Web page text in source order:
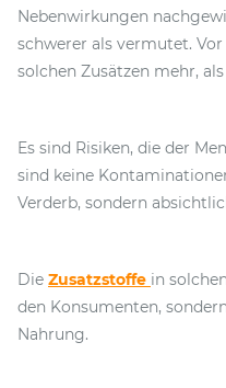
Nebenwirkungen
schwerer als vermutet.
solchen Zusätzen mehr,
Es sind Risiken, die der
sind keine
Verderb, sondern
Die Zusatzstoffe in
den Konsumenten,
Nahrung.